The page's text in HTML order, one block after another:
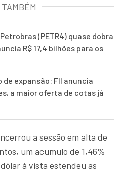
(PETR4) quase dobra
R$ 17,4 bilhões para os
de expansão: FII anuncia
a maior oferta de cotas já
a sessão em alta de
um acumulo de 1,46%
à vista estendeu as